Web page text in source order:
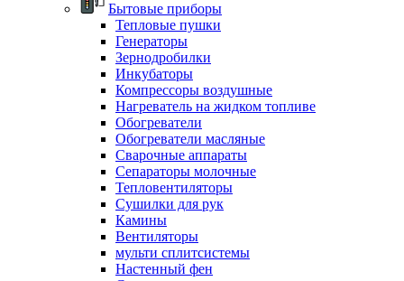
Бытовые приборы
Тепловые пушки
Генераторы
Зернодробилки
Инкубаторы
Компрессоры воздушные
Нагреватель на жидком топливе
Обогреватели
Обогреватели масляные
Сварочные аппараты
Сепараторы молочные
Тепловентиляторы
Сушилки для рук
Камины
Вентиляторы
мульти сплитсистемы
Настенный фен